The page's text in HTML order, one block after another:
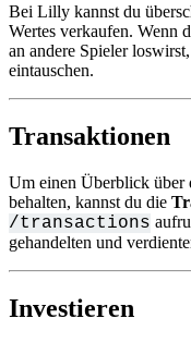
Bei Lilly kannst du
Wertes verkaufen. Wenn
an andere Spieler
eintauschen.
Transaktionen
Um einen Überblick über
behalten, kannst du die
/transactions
gehandelten und
Investieren